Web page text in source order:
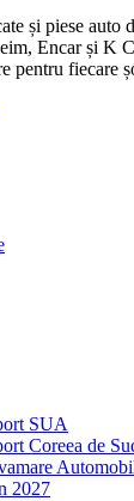
și piese
Encar și K
pentru fiecare
SUA
Coreea de
2027